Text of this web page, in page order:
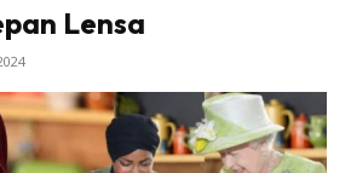
Lensa